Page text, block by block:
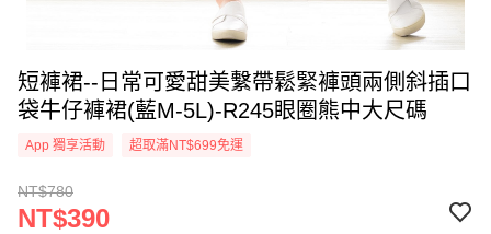
短褲裙--日常可愛甜美繫帶鬆緊褲頭兩側斜插口
袋牛仔褲裙(藍M-5L)-R245眼圈熊中大尺碼
App 獨享活動 超取滿NT$699免運
NT$780
NT$390